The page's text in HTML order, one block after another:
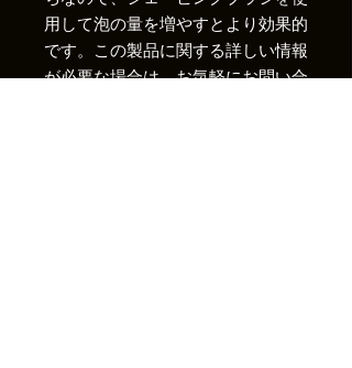
用して泡の量を増やすとより効果的
です。この製品に関する詳しい情報
が必要な場合は、お気軽にお問い合